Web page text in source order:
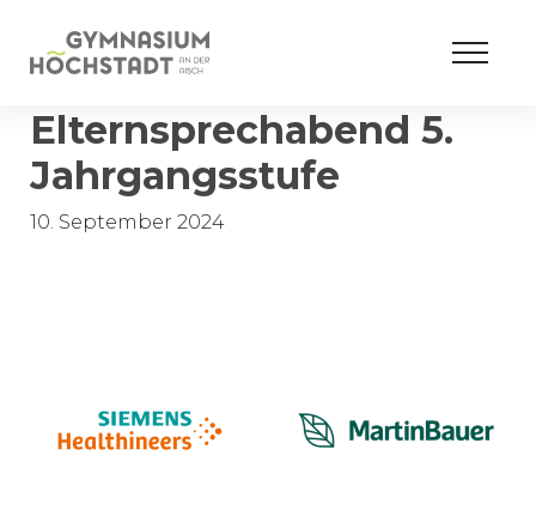
Elternsprechabend 5.
Jahrgangsstufe
10. September 2024